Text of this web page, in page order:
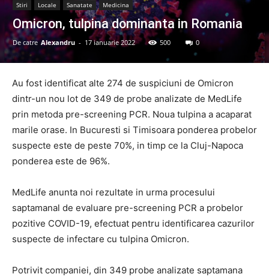
Stiri Locale Sanatate Medicina
Omicron, tulpina dominanta in Romania
De catre Alexandru - 17 ianuarie 2022 500 0
Au fost identificat alte 274 de suspiciuni de Omicron
dintr-un nou lot de 349 de probe analizate de MedLife
prin metoda pre-screening PCR. Noua tulpina a acaparat
marile orase. In Bucuresti si Timisoara ponderea probelor
suspecte este de peste 70%, in timp ce la Cluj-Napoca
ponderea este de 96%.
MedLife anunta noi rezultate in urma procesului
saptamanal de evaluare pre-screening PCR a probelor
pozitive COVID-19, efectuat pentru identificarea cazurilor
suspecte de infectare cu tulpina Omicron.
Potrivit companiei, din 349 probe analizate saptamana